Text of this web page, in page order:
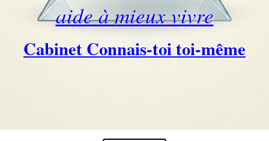
aide à mieux vivre
Cabinet Connais-toi toi-même
content